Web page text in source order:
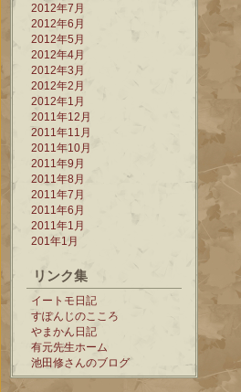
2012年7月
2012年6月
2012年5月
2012年4月
2012年3月
2012年2月
2012年1月
2011年12月
2011年11月
2011年10月
2011年9月
2011年8月
2011年7月
2011年6月
2011年1月
201年1月
リンク集
イートモ日記
すぽんじのこころ
やまかん日記
有元先生ホーム
池田修さんのブログ